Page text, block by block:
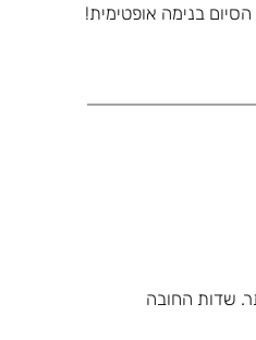
בנימה אופטימית!
שדות החובה